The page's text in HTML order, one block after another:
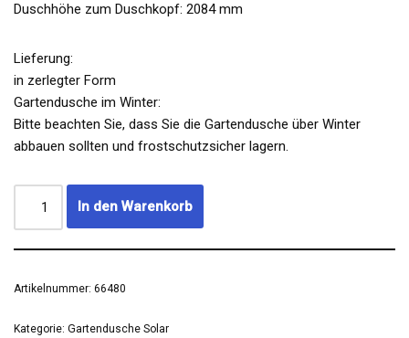
Duschhöhe zum Duschkopf: 2084 mm
Lieferung:
in zerlegter Form
Gartendusche im Winter:
Bitte beachten Sie, dass Sie die Gartendusche über Winter
abbauen sollten und frostschutzsicher lagern.
In den Warenkorb
Artikelnummer: 66480
Kategorie: Gartendusche Solar